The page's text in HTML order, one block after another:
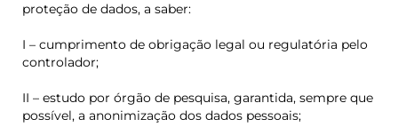
proteção de dados, a saber:
I – cumprimento de obrigação legal ou regulatória pelo
controlador;
II – estudo por órgão de pesquisa, garantida, sempre que
possível, a anonimização dos dados pessoais;